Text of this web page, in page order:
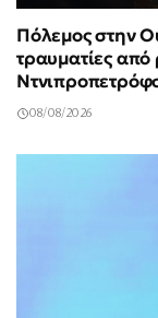
Πόλεμος στην
τραυματίες
08/08/2026